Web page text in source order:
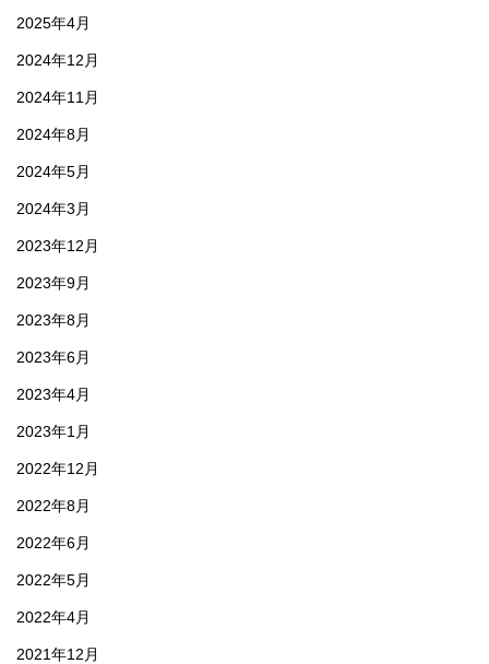
2025年4月
2024年12月
2024年11月
2024年8月
2024年5月
2024年3月
2023年12月
2023年9月
2023年8月
2023年6月
2023年4月
2023年1月
2022年12月
2022年8月
2022年6月
2022年5月
2022年4月
2021年12月